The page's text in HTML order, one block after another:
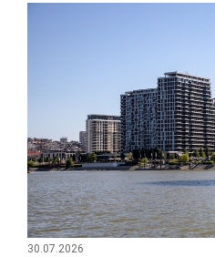
30.07.2026